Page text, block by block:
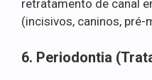
retratamento de canal
(incisivos, caninos, pré-
6. Periodontia